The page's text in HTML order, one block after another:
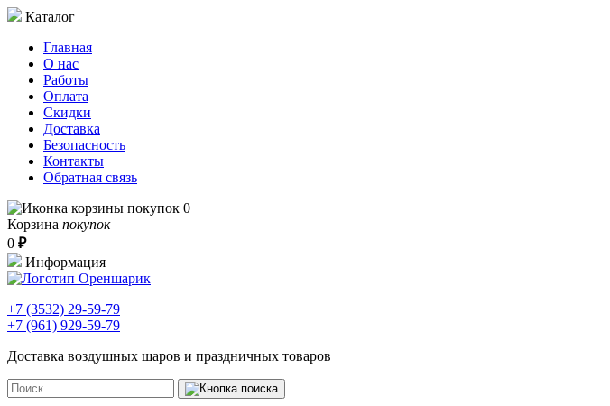
Каталог
Главная
О нас
Работы
Оплата
Скидки
Доставка
Безопасность
Контакты
Обратная связь
0
Корзина покупок
0 ₽
Информация
+7 (3532) 29-59-79
+7 (961) 929-59-79
Доставка воздушных шаров и праздничных товаров